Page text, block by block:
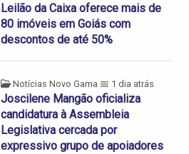
Leilão da Caixa oferece mais de
80 imóveis em Goiás com
descontos de até 50%
Notícias Novo Gama 📅 1 dia atrás
Joscilene Mangão oficializa
candidatura à Assembleia
Legislativa cercada por
expressivo grupo de apoiadores